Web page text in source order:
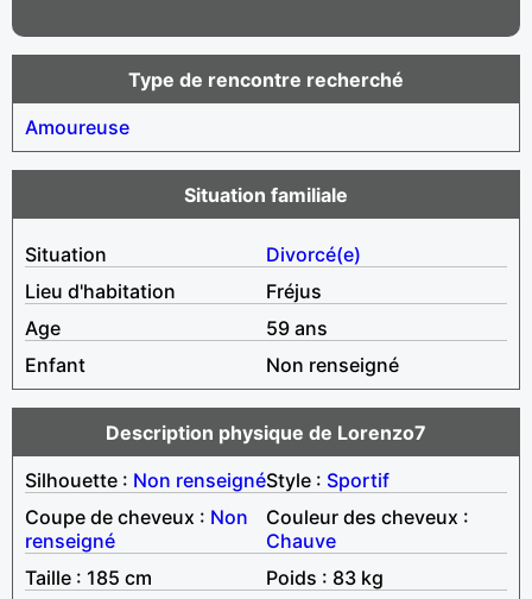
Type de rencontre recherché
Amoureuse
Situation familiale
Situation
Divorcé(e)
Lieu d'habitation
Fréjus
Age
59 ans
Enfant
Non renseigné
Description physique de Lorenzo7
Silhouette : Non renseignéStyle : Sportif
Coupe de cheveux : Non
renseigné
Couleur des cheveux :
Chauve
Taille : 185 cm
Poids : 83 kg